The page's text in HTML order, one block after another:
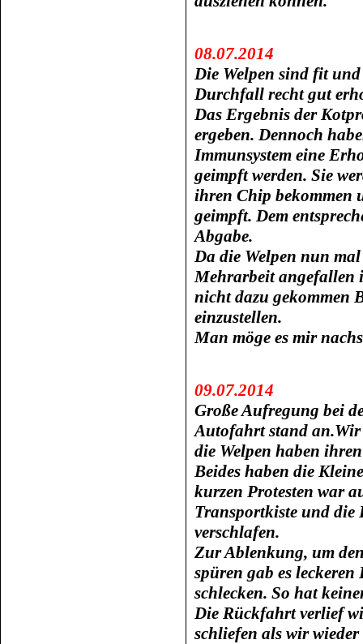
08.07.2014
Die Welpen sind fit
Durchfall recht gut
Das Ergebnis der
ergeben. Dennoch
Immunsystem eine
geimpft werden. Sie
ihren Chip bekommen
geimpft. Dem
Abgabe.
Da die Welpen nun
Mehrarbeit angefallen
nicht dazu gekommen
einzustellen.
Man möge es mir
09.07.2014
Große Aufregung bei
Autofahrt stand
die Welpen haben
Beides haben die
kurzen Protesten war
Transportkiste und
verschlafen.
Zur Ablenkung, um
spüren gab es
schlecken. So hat
Die Rückfahrt verlief
schliefen als wir